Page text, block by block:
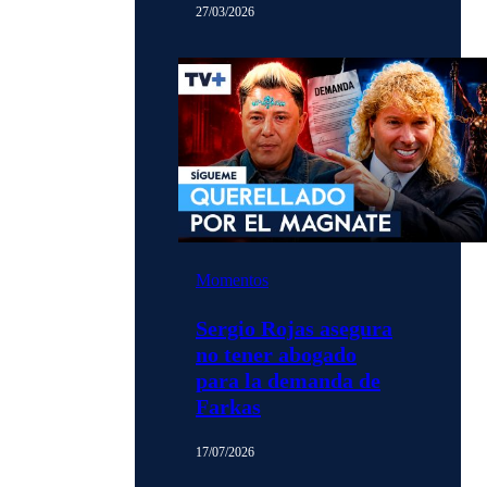
27/03/2026
Momentos
Sergio Rojas asegura
no tener abogado
para la demanda de
Farkas
17/07/2026